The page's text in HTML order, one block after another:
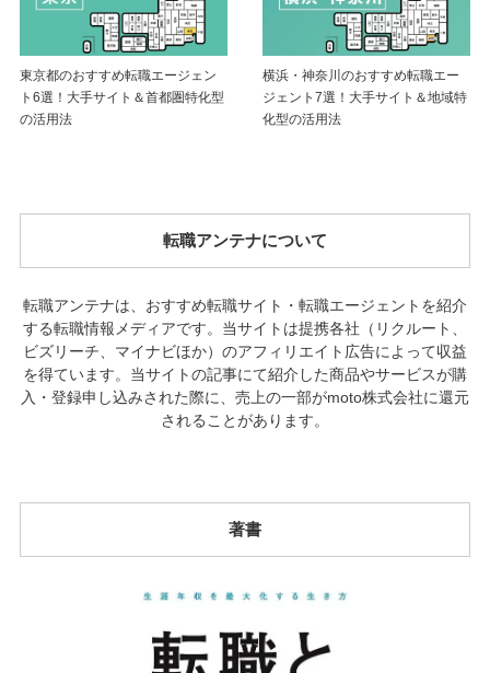
東京都のおすすめ転職エージェン
ト6選！大手サイト＆首都圏特化型
の活用法
横浜・神奈川のおすすめ転職エー
ジェント7選！大手サイト＆地域特
化型の活用法
転職アンテナについて
転職アンテナは、おすすめ転職サイト・転職エージェントを紹介
する転職情報メディアです。当サイトは提携各社（リクルート、
ビズリーチ、マイナビほか）のアフィリエイト広告によって収益
を得ています。当サイトの記事にて紹介した商品やサービスが購
入・登録申し込みされた際に、売上の一部がmoto株式会社に還元
されることがあります。
著書